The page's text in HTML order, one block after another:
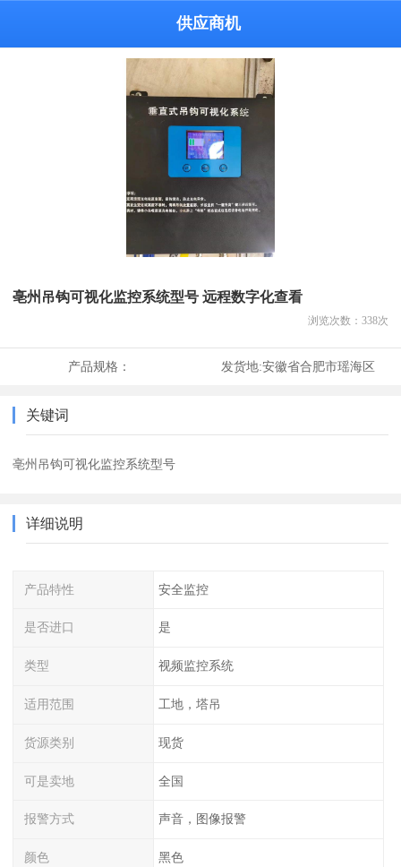
供应商机
亳州吊钩可视化监控系统型号 远程数字化查看
浏览次数： 338次
产品规格： 发货地:安徽省合肥市瑶海区
关键词
亳州吊钩可视化监控系统型号
详细说明
产品特性 安全监控
是否进口 是
类型 视频监控系统
适用范围 工地，塔吊
货源类别 现货
可是卖地 全国
报警方式 声音，图像报警
颜色 黑色